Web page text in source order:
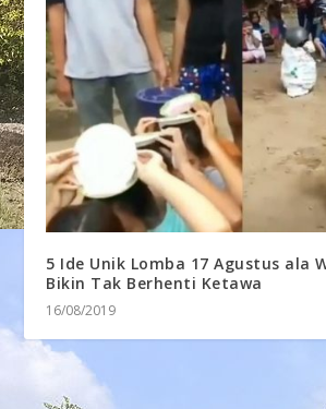
5 Ide Unik Lomba 17 Agustus ala
Bikin Tak Berhenti Ketawa
16/08/2019